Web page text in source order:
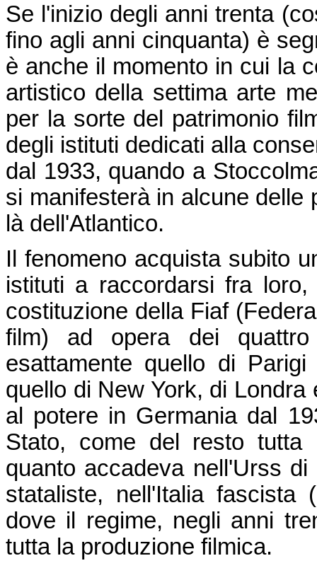
Se l'inizio degli anni trenta
fino agli anni cinquanta) è
è anche il momento in cui la
artistico della settima arte
per la sorte del patrimonio
degli istituti dedicati alla
dal 1933, quando a
si manifesterà in alcune delle
là dell'Atlantico.
Il fenomeno acquista subito
istituti a raccordarsi fra
costituzione della Fiaf
film) ad opera dei
esattamente quello di
quello di New York, di
al potere in Germania dal
Stato, come del resto tutta
quanto accadeva nell'Urss
stataliste, nell'Italia
dove il regime, negli anni
tutta la produzione filmica.